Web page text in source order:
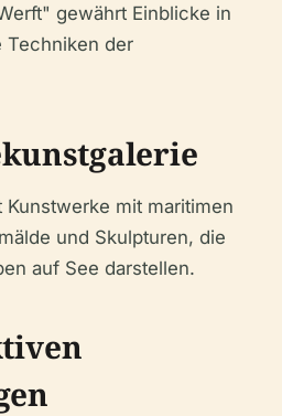
gewährt Einblicke in
Techniken der
Kunstwerke mit maritimen
und Skulpturen, die
auf See darstellen.